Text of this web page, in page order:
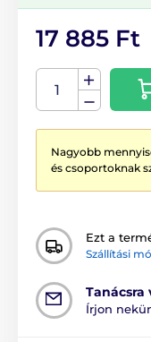
17 885 Ft
Nagyobb
és csoportoknak
Ezt a
Szállítási
Tanácsra
Írjon